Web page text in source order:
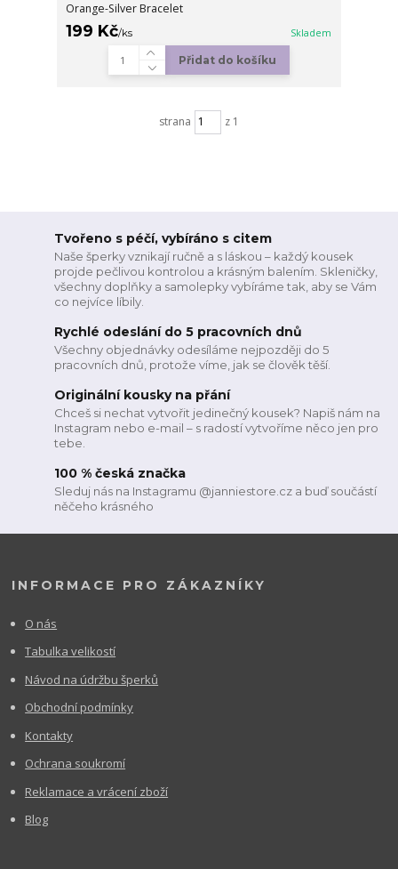
Orange-Silver Bracelet
199 Kč/ks Skladem
Přidat do košíku
strana z 1
Tvořeno s péčí, vybíráno s citem
Naše šperky vznikají ručně a s láskou – každý kousek
projde pečlivou kontrolou a krásným balením. Skleničky,
všechny doplňky a samolepky vybíráme tak, aby se Vám
co nejvíce líbily.
Rychlé odeslání do 5 pracovních dnů
Všechny objednávky odesíláme nejpozději do 5
pracovních dnů, protože víme, jak se člověk těší.
Originální kousky na přání
Chceš si nechat vytvořit jedinečný kousek? Napiš nám na
Instagram nebo e-mail – s radostí vytvoříme něco jen pro
tebe.
100 % česká značka
Sleduj nás na Instagramu @janniestore.cz a buď součástí
něčeho krásného
INFORMACE PRO ZÁKAZNÍKY
O nás
Tabulka velikostí
Návod na údržbu šperků
Obchodní podmínky
Kontakty
Ochrana soukromí
Reklamace a vrácení zboží
Blog